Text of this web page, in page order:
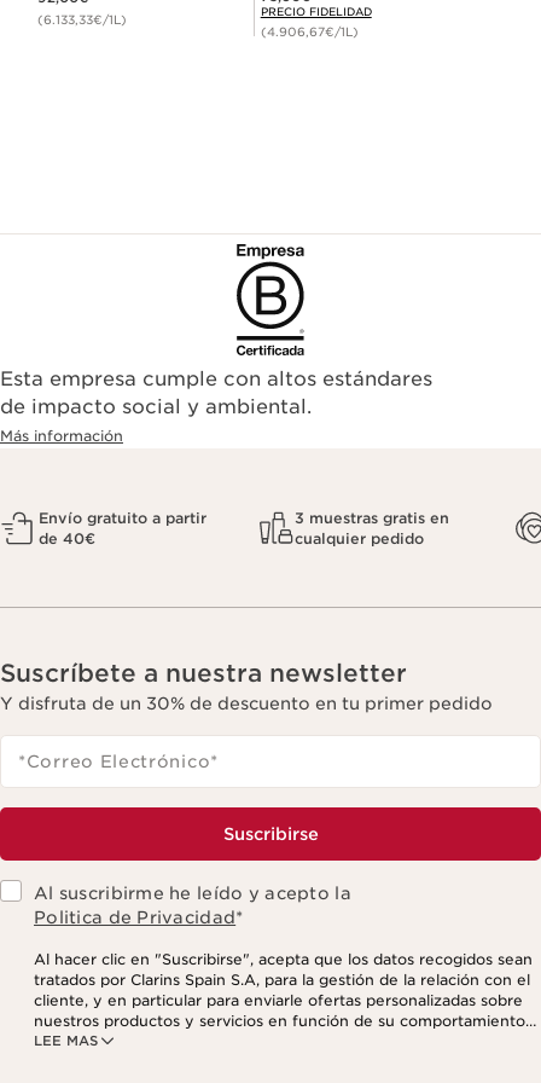
(6.133,33€/1L)
PRECIO FIDELIDAD
(4.906,67€/1L)
Esta empresa cumple con altos estándares
de impacto social y ambiental.
Más información
Envío gratuito a partir
de 40€
3 muestras gratis en
cualquier pedido
Suscríbete a nuestra newsletter
Y disfruta de un 30% de descuento en tu primer pedido
*Correo Electrónico*
Suscribirse
Al suscribirme he leído y acepto la
Politica de Privacidad*
LEE MAS
Al hacer clic en "Suscribirse", acepta que los datos recogidos sean
tratados por Clarins Spain S.A, para la gestión de la relación con el
cliente, y en particular para enviarle ofertas personalizadas sobre
nuestros productos y servicios en función de su comportamiento
de compra, sus hábitos y/o intereses, incluso mediante su